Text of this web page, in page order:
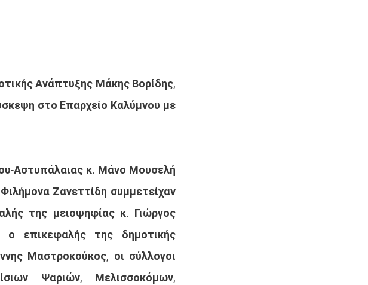
Ανάπτυξης Μάκης Βορίδης,
στο Επαρχείο Καλύμνου με
Αστυπάλαιας κ. Μάνο Μουσελή
Ζανεττίδη συμμετείχαν
της μειοψηφίας κ. Γιώργος
ο επικεφαλής της δημοτικής
Μαστροκούκος, οι σύλλογοι
Ψαριών, Μελισσοκόμων,